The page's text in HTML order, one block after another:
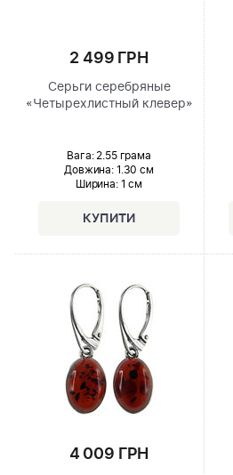
2 499 ГРН
Серьги серебряные
«Четырехлистный клевер»
Вага: 2.55 грама
Довжина: 1.30 см
Ширина: 1 см
4 009 ГРН